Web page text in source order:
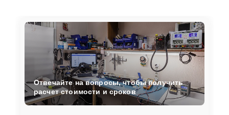
Отвечайте на вопросы, чтобы получить
расчет стоимости и сроков